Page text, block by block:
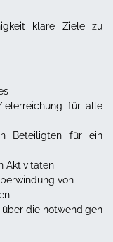
klare Ziele zu
für alle
Beteiligten für ein
Aktivitäten
von
die notwendigen